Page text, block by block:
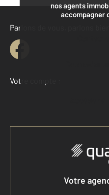
nos agents
accompagner
Demander
Parlons de vous, parlons
Votre compte :
Accéder
Votre